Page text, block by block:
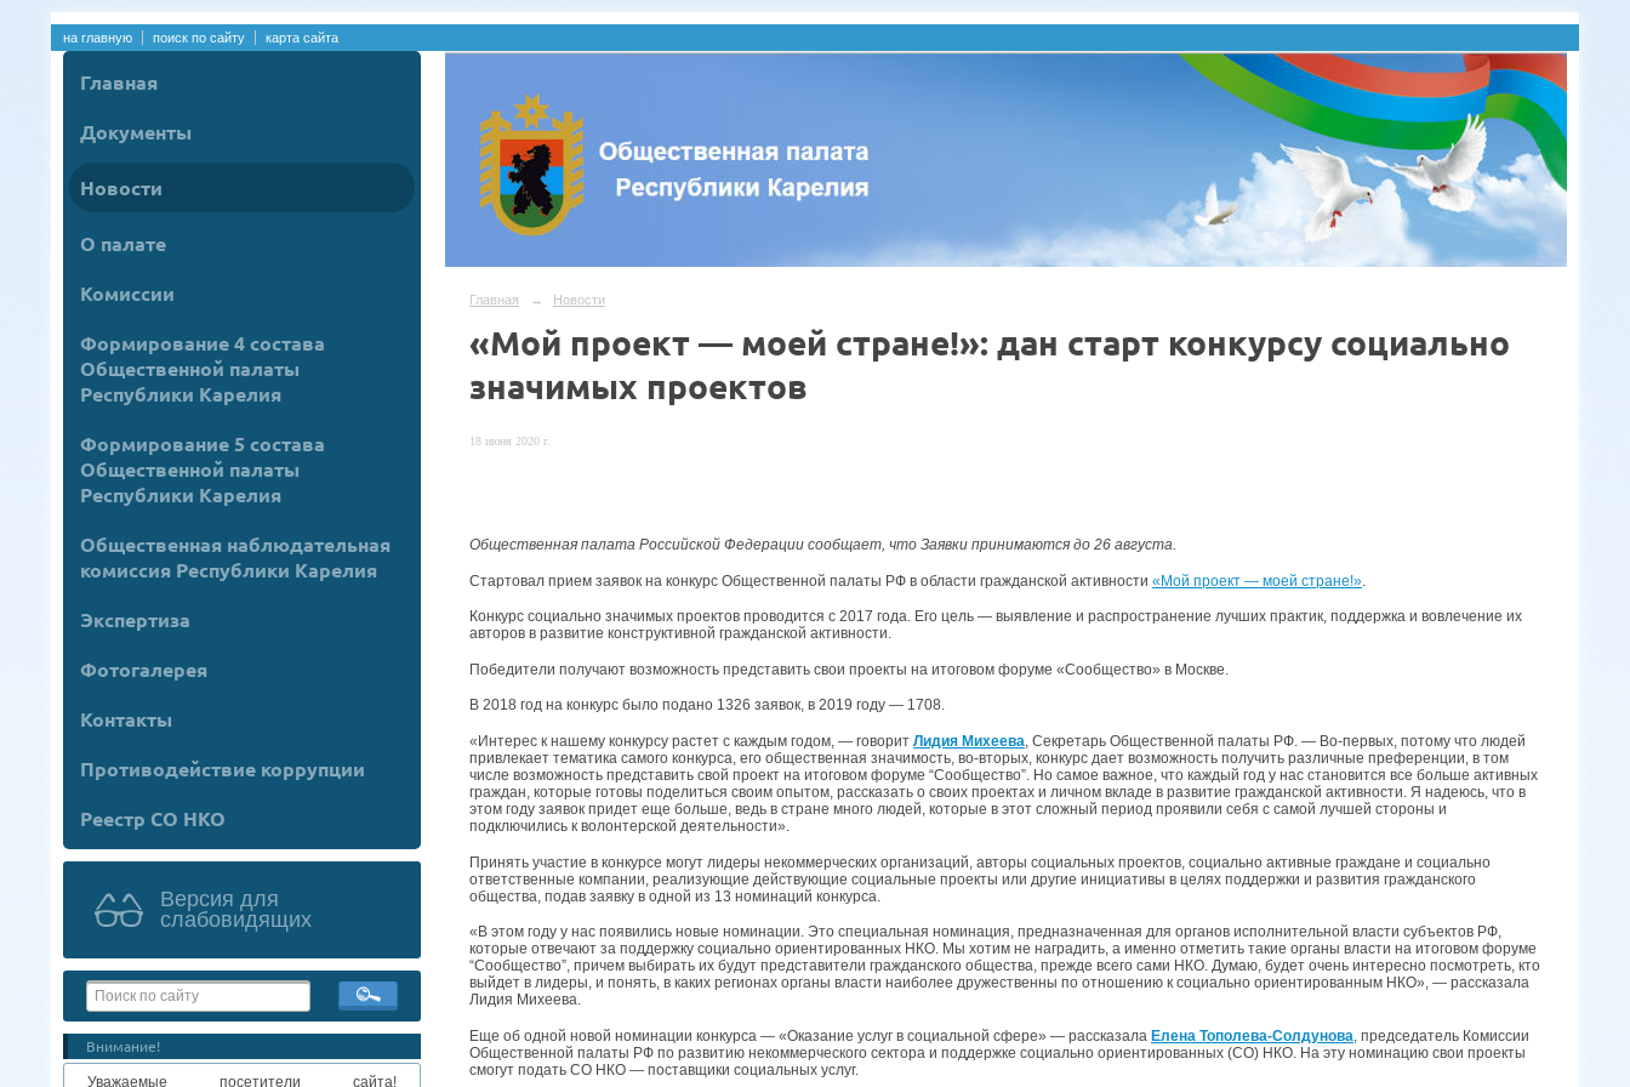
на главную поиск по сайту карта сайта
Главная
Документы
Новости
О палате
Комиссии
Формирование 4 состава
Общественной палаты
Республики Карелия
Формирование 5 состава
Общественной палаты
Республики Карелия
Общественная наблюдательная
комиссия Республики Карелия
Экспертиза
Фотогалерея
Контакты
Противодействие коррупции
Реестр СО НКО
Версия для
слабовидящих
Внимание!
Уважаемые посетители сайта!
Главная → Новости
«Мой проект — моей стране!»: дан старт конкурсу социально
значимых проектов
18 июня 2020 г.
Общественная палата Российской Федерации сообщает, что Заявки принимаются до 26 августа.
Стартовал прием заявок на конкурс Общественной палаты РФ в области гражданской активности «Мой проект — моей стране!»
Конкурс социально значимых проектов проводится с 2017 года. Его цель — выявление и распространение лучших практик, поддержка и вовлечение их
авторов в развитие конструктивной гражданской активности.
Победители получают возможность представить свои проекты на итоговом форуме «Сообщество» в Москве.
В 2018 год на конкурс было подано 1326 заявок, в 2019 году — 1708.
«Интерес к нашему конкурсу растет с каждым годом, — говорит Лидия Михеева, Секретарь Общественной палаты РФ. — Во-первых, потому что людей
привлекает тематика самого конкурса, его общественная значимость, во-вторых, конкурс дает возможность получить различные преференции, в том
числе возможность представить свой проект на итоговом форуме “Сообщество”. Но самое важное, что каждый год у нас становится все больше активных
граждан, которые готовы поделиться своим опытом, рассказать о своих проектах и личном вкладе в развитие гражданской активности. Я надеюсь, что в
этом году заявок придет еще больше, ведь в стране много людей, которые в этот сложный период проявили себя с самой лучшей стороны и
подключились к волонтерской деятельности».
Принять участие в конкурсе могут лидеры некоммерческих организаций, авторы социальных проектов, социально активные граждане и социально
ответственные компании, реализующие действующие социальные проекты или другие инициативы в целях поддержки и развития гражданского
общества, подав заявку в одной из 13 номинаций конкурса.
«В этом году у нас появились новые номинации. Это специальная номинация, предназначенная для органов исполнительной власти субъектов РФ,
которые отвечают за поддержку социально ориентированных НКО. Мы хотим не наградить, а именно отметить такие органы власти на итоговом форуме
“Сообщество”, причем выбирать их будут представители гражданского общества, прежде всего сами НКО. Думаю, будет очень интересно посмотреть, кто
выйдет в лидеры, и понять, в каких регионах органы власти наиболее дружественны по отношению к социально ориентированным НКО», — рассказала
Лидия Михеева.
Еще об одной новой номинации конкурса — «Оказание услуг в социальной сфере» — рассказала Елена Тополева-Солдунова , председатель Комиссии
Общественной палаты РФ по развитию некоммерческого сектора и поддержке социально ориентированных (СО) НКО. На эту номинацию свои проекты
смогут подать СО НКО — поставщики социальных услуг.